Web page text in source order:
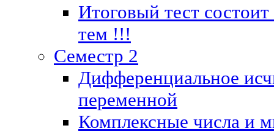
Итоговый тест
тем !!!
Семестр 2
Дифференциальное
переменной
Комплексные числа и